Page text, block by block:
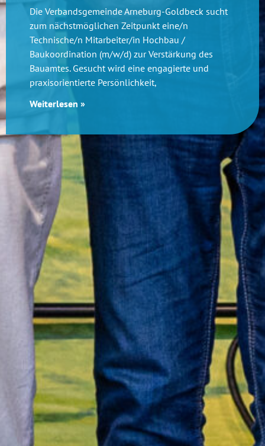
Die Verbandsgemeinde Arneburg-Goldbeck sucht
zum nächstmöglichen Zeitpunkt eine/n
Technische/n Mitarbeiter/in Hochbau /
Baukoordination (m/w/d) zur Verstärkung des
Bauamtes. Gesucht wird eine engagierte und
praxisorientierte Persönlichkeit,
Weiterlesen »